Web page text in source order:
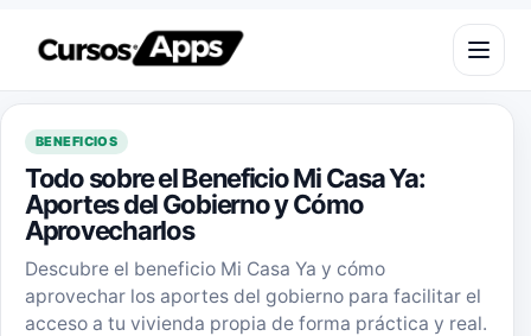
Saltar al contenido
Abrir
BENEFICIOS
Todo sobre el Beneficio Mi Casa Ya:
Aportes del Gobierno y Cómo
Aprovecharlos
Descubre el beneficio Mi Casa Ya y cómo
aprovechar los aportes del gobierno para facilitar el
acceso a tu vivienda propia de forma práctica y real.